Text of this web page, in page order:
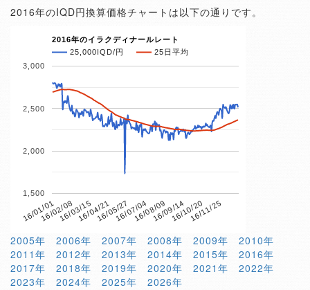
2016年のIQD円換算価格チャートは以下の通りです。
2016年のイラクディナールレート
25,000IQD/円
25日平均
16/01/0116/02/0816/03/1516/04/2116/05/2716/07/0416/08/0916/09/1416/10/2016/11/25
1,500
2,000
2,500
3,000
2005年 2006年 2007年 2008年 2009年
2010年
2011年
2012年 2013年 2014年 2015年
2016年
2017年
2018年 2019年 2020年 2021年
2022年
2023年
2024年 2025年 2026年